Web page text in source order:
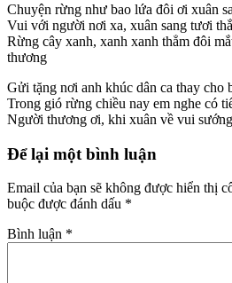
Chuyện rừng như bao lứa đôi ơi xuân
Vui với người nơi xa, xuân sang tươi
Rừng cây xanh, xanh xanh thẳm đôi
thương
Gửi tặng nơi anh khúc dân ca thay cho
Trong gió rừng chiều nay em nghe có
Người thương ơi, khi xuân về vui
Để lại một bình luận
Email của bạn sẽ không được hiển thị
buộc được đánh dấu *
Bình luận *